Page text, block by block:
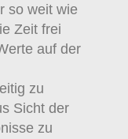
so weit wie
Zeit frei
auf der
zu
Sicht der
zu